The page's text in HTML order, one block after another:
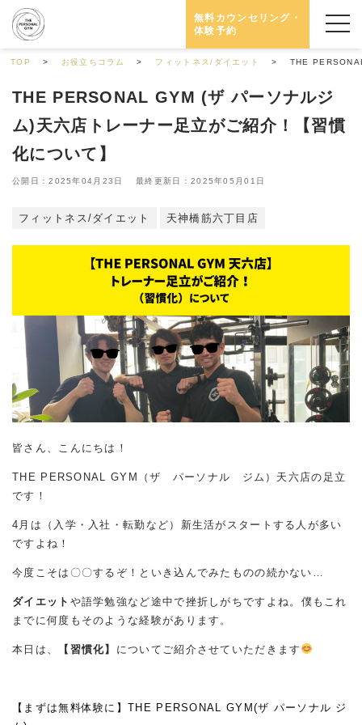
無料カウンセリング・
体験予約
TOP お役立ちコラム フィットネス/ダイエット THE
THE PERSONAL GYM (ザ パーソナルジ
ム)天六店トレーナー足立がご紹介！【習慣
化について】
公開日：2025年04月23日 最終更新日：2025年05月01日
フィットネス/ダイエット 天神橋筋六丁目店
皆さん、こんにちは！
THE PERSONAL GYM（ザ パーソナル ジム）天六店の足立
です！
4月は（入学・入社・転勤など）新生活がスタートする人が多い
ですよね！
今度こそは〇〇するぞ！といき込んでみたものの続かない…
ダイエット や語学勉強など途中で挫折しがちですよね。僕もこれ
までに何度もそのような経験があります。
本日は、 【習慣化】 についてご紹介させていただきます
【まずは無料体験に】THE PERSONAL GYM(ザ パーソナル ジ